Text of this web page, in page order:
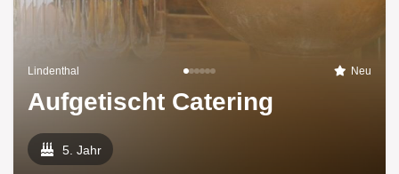
Lindenthal Neu
Aufgetischt Catering
5. Jahr